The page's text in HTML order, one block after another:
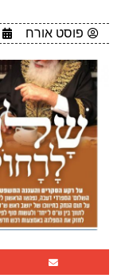
פוסט אורח